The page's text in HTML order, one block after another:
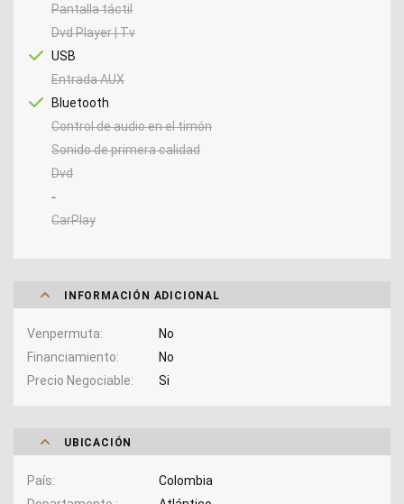
Pantalla táctil
Dvd Player | Tv
USB
Entrada AUX
Bluetooth
Control de audio en el timón
Sonido de primera calidad
Dvd
-
CarPlay
INFORMACIÓN ADICIONAL
Venpermuta
No
Financiamiento
No
Precio Negociable
Si
UBICACIÓN
País
Colombia